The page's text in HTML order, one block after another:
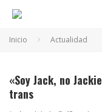
Inicio Actualidad
«Soy Jack, no
trans